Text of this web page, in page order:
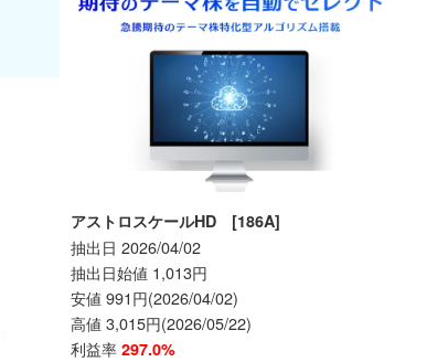
アストロスケールHD [186A]
抽出日 2026/04/02
抽出日始値 1,013円
安値 991円(2026/04/02)
高値 3,015円(2026/05/22)
利益率 297.0%